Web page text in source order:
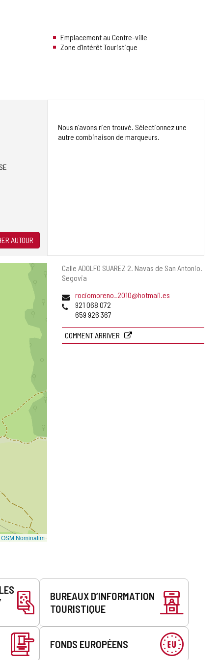
Emplacement au Centre-ville
Zone d'Intérêt Touristique
Adresse
postale
Calle ADOLFO SUAREZ 2. Navas de San Antonio.
Segovia
Adresse
de
courrier
rociomoreno_2010@hotmail.es
Téléphones
921 068 072
659 926 367
COMMENT ARRIVER
AUTOUR
Nous n'avons rien trouvé. Sélectionnez une
autre combinaison de marqueurs.
OSM Nominatim
BUREAUX D’INFORMATION
TOURISTIQUE
FONDS EUROPÉENS